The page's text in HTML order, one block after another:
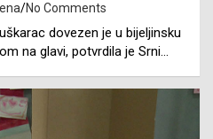
No Comments
dovezen je u bijeljinsku
na glavi, potvrdila je Srni…